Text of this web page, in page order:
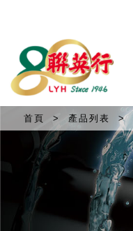
首頁 > 產品列表 >